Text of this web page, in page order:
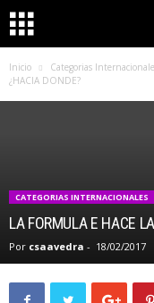
Inicio Categorias
¿HACIA DONDE?
CATEGORIAS INTERNACIONALES
LA FORMULA E HACE
Por csaavedra - 18/02/2017